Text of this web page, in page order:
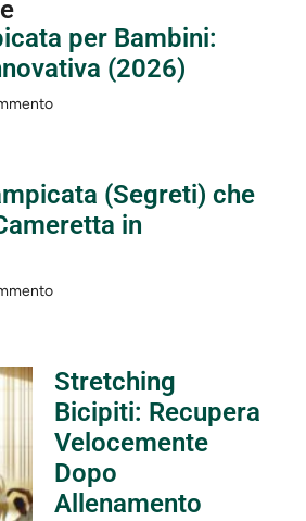
per Bambini:
(2026)
(Segreti) che
in
Stretching
Bicipiti: Recupera
Velocemente
Dopo
Allenamento